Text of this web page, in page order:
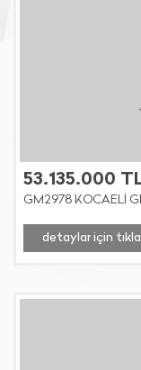
53.135.000
GM2978 KOCAELİ
detaylar için